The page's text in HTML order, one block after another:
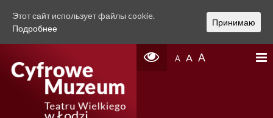
A A A
Этот сайт использует файлы cookie.
Подробнее
Принимаю